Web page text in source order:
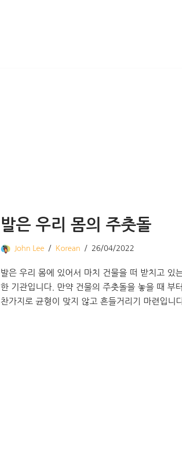
발은 우리 몸의 주춧돌
John Lee Korean 26/04/2022
발은 우리 몸에 있어서 마치 건물을 떠 받치고 있
한 기관입니다. 만약 건물의 주춧돌을 놓을 때 부
찬가지로 균형이 맞지 않고 흔들거리기 마련입니